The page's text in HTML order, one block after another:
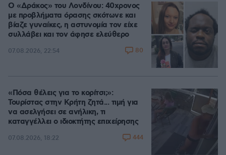
Ο «Δράκος» του Λονδίνου: 40χρονος
με προβλήματα όρασης σκότωνε και
βίαζε γυναίκες, η αστυνομία τον είχε
συλλάβει και τον άφησε ελεύθερο
07.08.2026, 22:54 80
«Πόσα θέλεις για το κορίτσι;»:
Τουρίστας στην Κρήτη ζητά... τιμή για
να ασελγήσει σε ανήλικη, τι
καταγγέλλει ο ιδιοκτήτης επιχείρησης
07.08.2026, 18:22 444